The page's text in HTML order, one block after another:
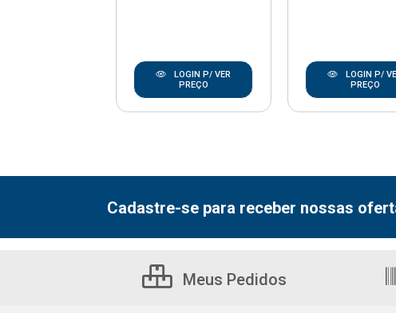
LOGIN P/ VER
PREÇO
LOGIN P/
PREÇO
Cadastre-se para receber nossas
Meus Pedidos